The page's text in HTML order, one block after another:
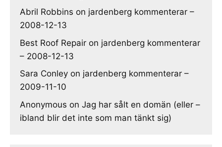
Abril Robbins on jardenberg kommenterar –
2008-12-13
Best Roof Repair on jardenberg kommenterar
– 2008-12-13
Sara Conley on jardenberg kommenterar –
2009-11-10
Anonymous on Jag har sålt en domän (eller –
ibland blir det inte som man tänkt sig)